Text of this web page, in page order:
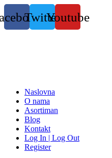
Skočite
na
sadržaj
TwitterYoutube
Naslovna
O nama
Asortiman
Blog
Kontakt
Log In | Log Out
Register